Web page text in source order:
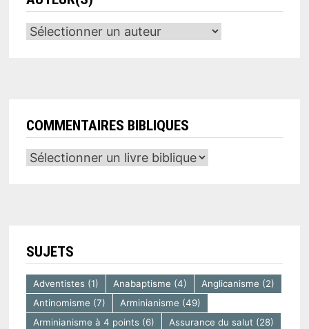
COMMENTAIRES BIBLIQUES
SUJETS
Adventistes(1) Anabaptisme (4) Anglicanisme (2)
Antinomisme (7) Arminianisme (49)
Arminianisme à 4 points(6) Assurance du salut (28)